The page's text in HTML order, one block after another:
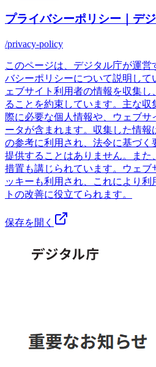
プライバシーポリシー｜デ
/privacy-policy
このページは、デジタル庁が運営
バシーポリシーについて説明して
ェブサイト利用者の情報を収集
ることを約束しています。主な
際に必要な個人情報や、ウェブ
ータが含まれます。収集した情
の参考に利用され、法令に基づく
提供することはありません。ま
措置も講じられています。ウェブ
ッキーも利用され、これにより利
トの改善に役立てられます。
保存を開く